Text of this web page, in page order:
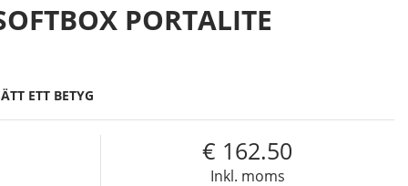
PORTALITE
ETT BETYG
Inkl. moms
162.50